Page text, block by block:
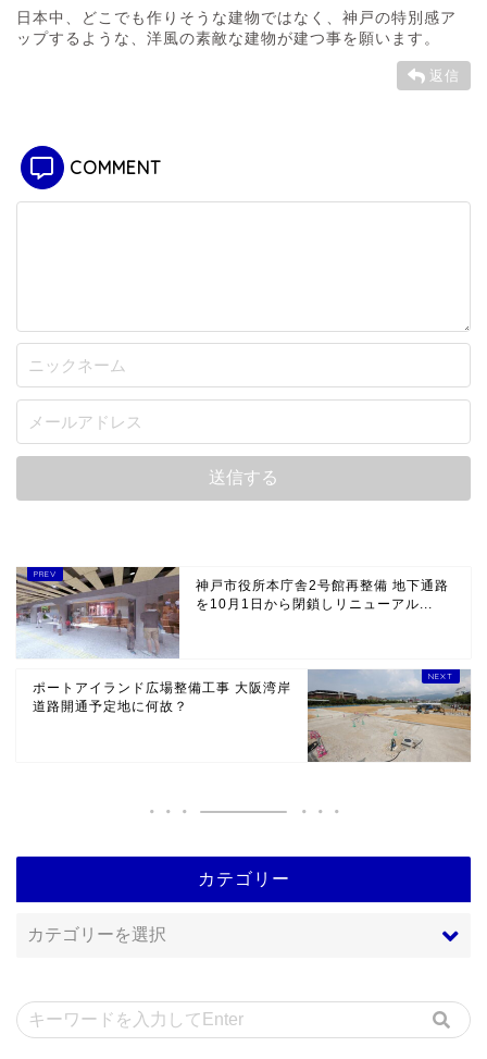
日本中、どこでも作りそうな建物ではなく、神戸の特別感ア
ップするような、洋風の素敵な建物が建つ事を願います。
返信
COMMENT
神戸市役所本庁舎2号館再整備 地下通路
を10月1日から閉鎖しリニューアル...
ポートアイランド広場整備工事 大阪湾岸
道路開通予定地に何故？
カテゴリー